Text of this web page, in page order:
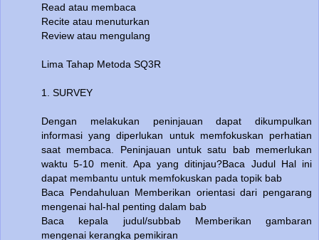
Read atau membaca
Recite atau menuturkan
Review atau mengulang
Lima Tahap Metoda SQ3R
1. SURVEY
Dengan melakukan peninjauan dapat dikumpulkan
informasi yang diperlukan untuk memfokuskan perhatian
saat membaca. Peninjauan untuk satu bab memerlukan
waktu 5-10 menit. Apa yang ditinjau?Baca Judul Hal ini
dapat membantu untuk memfokuskan pada topik bab
Baca Pendahuluan Memberikan orientasi dari pengarang
mengenai hal-hal penting dalam bab
Baca kepala judul/subbab Memberikan gambaran
mengenai kerangka pemikiran